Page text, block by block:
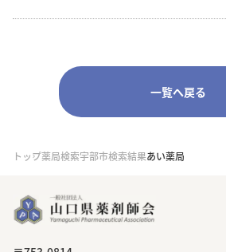
一覧へ戻る
トップ薬局検索宇部市検索結果あい薬局